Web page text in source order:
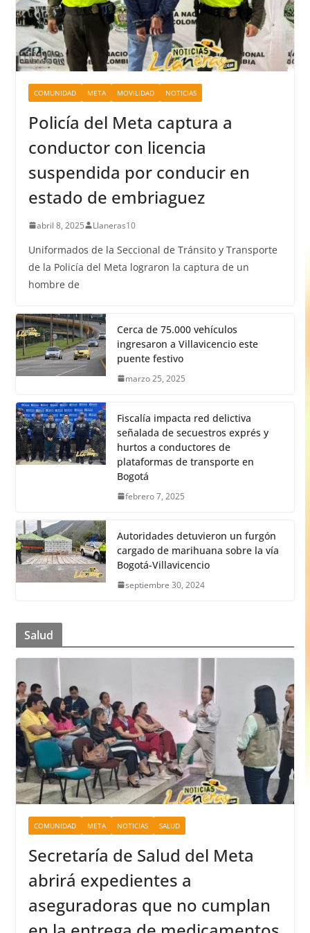
COMUNIDAD META MOVILIDAD NOTICIAS
Policía del Meta captura a
conductor con licencia
suspendida por conducir en
estado de embriaguez
abril 8, 2025 Llaneras10
Uniformados de la Seccional de Tránsito y Transporte
de la Policía del Meta lograron la captura de un
hombre de
Cerca de 75.000 vehículos
ingresaron a Villavicencio este
puente festivo
marzo 25, 2025
Fiscalía impacta red delictiva
señalada de secuestros exprés y
hurtos a conductores de
plataformas de transporte en
Bogotá
febrero 7, 2025
Autoridades detuvieron un furgón
cargado de marihuana sobre la vía
Bogotá-Villavicencio
septiembre 30, 2024
Salud
COMUNIDAD META NOTICIAS SALUD
Secretaría de Salud del Meta
abrirá expedientes a
aseguradoras que no cumplan